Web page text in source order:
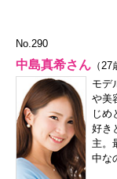
No.290
中島真希さん（27
モデ
や美
じめ
好き
主。
中な